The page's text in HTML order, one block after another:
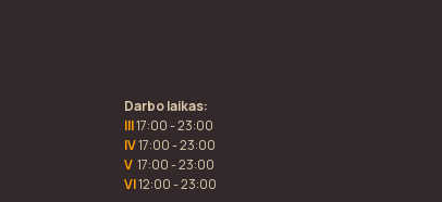
Darbo laikas:
III17:00 - 23:00
IV17:00 - 23:00
V 17:00 - 23:00
VI12:00 - 23:00